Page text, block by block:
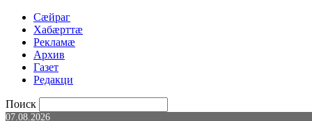
Сæйраг
Хабæрттæ
Рекламæ
Архив
Газет
Редакци
Поиск
07.08.2026